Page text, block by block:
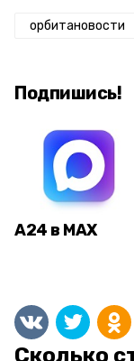
орбитановости
Подпишись!
А24 в MAX
Сколько